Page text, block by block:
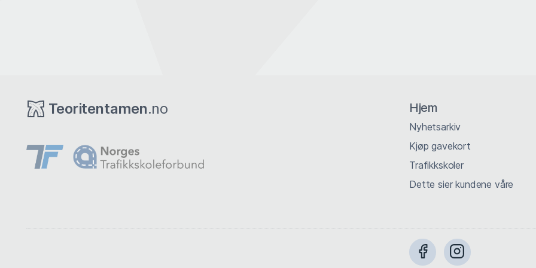
Teoritentamen.no Hjem
Nyhetsarkiv
Kjøp gavekort
Trafikkskoler
Dette sier kundene våre